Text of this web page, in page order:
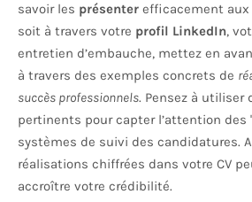
savoir les présenter efficacement aux
soit à travers votre profil LinkedIn,
entretien d’embauche, mettez en
à travers des exemples concrets de
succès professionnels. Pensez à utiliser
pertinents pour capter l’attention des
systèmes de suivi des candidatures.
réalisations chiffrées dans votre CV
accroître votre crédibilité.